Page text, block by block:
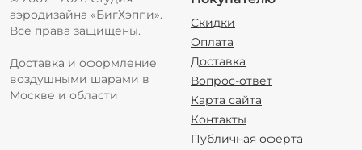
аэродизайна «БигХэппи».
Все права защищены.
Доставка и оформление
воздушными шарами в
Москве и области
Скидки
Оплата
Доставка
Вопрос-ответ
Карта сайта
Контакты
Публичная оферта